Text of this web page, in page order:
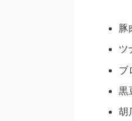
豚
ツ
ブ
黒
胡